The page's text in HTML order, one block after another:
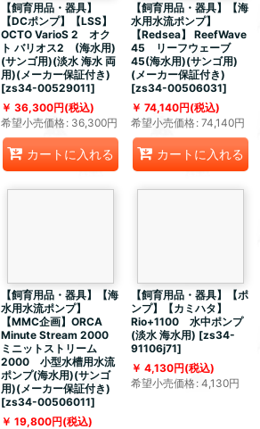
【飼育用品・器具】
【DCポンプ】【LSS】
OCTO VarioS 2 オク
ト バリオス2 (海水用)
(サンゴ用)(淡水 海水 両
用)(メーカー保証付き)
[zs34-00529011]
36,300円(税込)
希望小売価格: 36,300円
カートに入れる
【飼育用品・器具】【海
水用水流ポンプ】
【Redsea】 ReefWave
45 リーフウェーブ
45(海水用)(サンゴ用)
(メーカー保証付き)
[zs34-00506031]
74,140円(税込)
希望小売価格: 74,140円
カートに入れる
【飼育用品・器具】【海
水用水流ポンプ】
【MMC企画】ORCA
Minute Stream 2000
ミニットストリーム
2000 小型水槽用水流
ポンプ(海水用)(サンゴ
用)(メーカー保証付き)
[zs34-00506011]
19,800円(税込)
【飼育用品・器具】【ポ
ンプ】【カミハタ】
Rio+1100 水中ポンプ
(淡水 海水用) [zs34-
91106j71]
4,130円(税込)
希望小売価格: 4,130円